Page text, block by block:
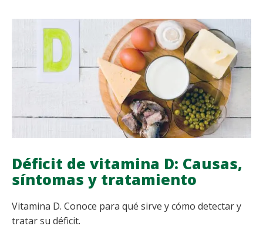
ALIMENTOS
APORTAN
MÁS
VITAMINAS?
Déficit de vitamina D: Causas,
síntomas y tratamiento
Vitamina D. Conoce para qué sirve y cómo detectar y
tratar su déficit.